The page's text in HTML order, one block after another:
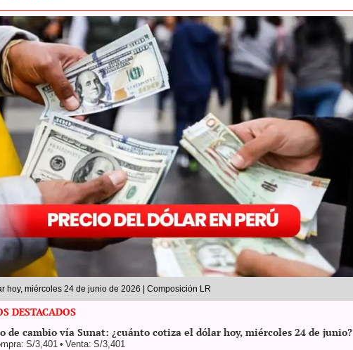
hoy, miércoles 24 de junio de 2026 | Composición LR
DESTACADOS
de cambio vía Sunat: ¿cuánto cotiza el dólar hoy, miércoles 24 de junio?
S/3,401 • Venta: S/3,401